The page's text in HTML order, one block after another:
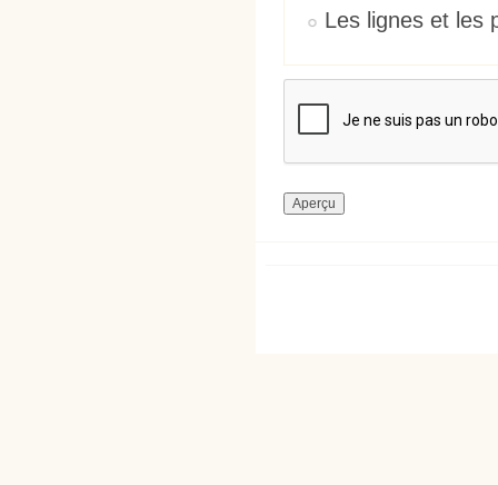
Les lignes et les